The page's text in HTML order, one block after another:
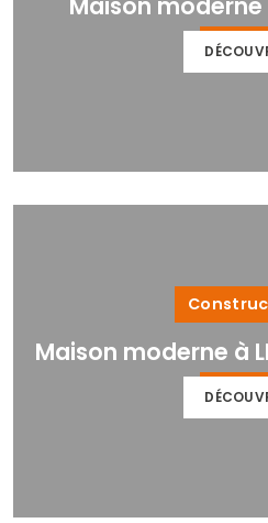
Maison moderne à